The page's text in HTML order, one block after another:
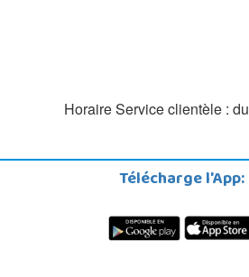
Horaire Service clientèle : du
Télécharge l'App: